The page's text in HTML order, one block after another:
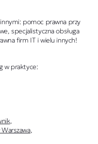
innymi: pomoc prawna przy
specjalistyczna obsługa
firm IT i wielu innych!
w praktyce:
,
,